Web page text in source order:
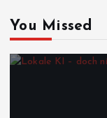
You Missed